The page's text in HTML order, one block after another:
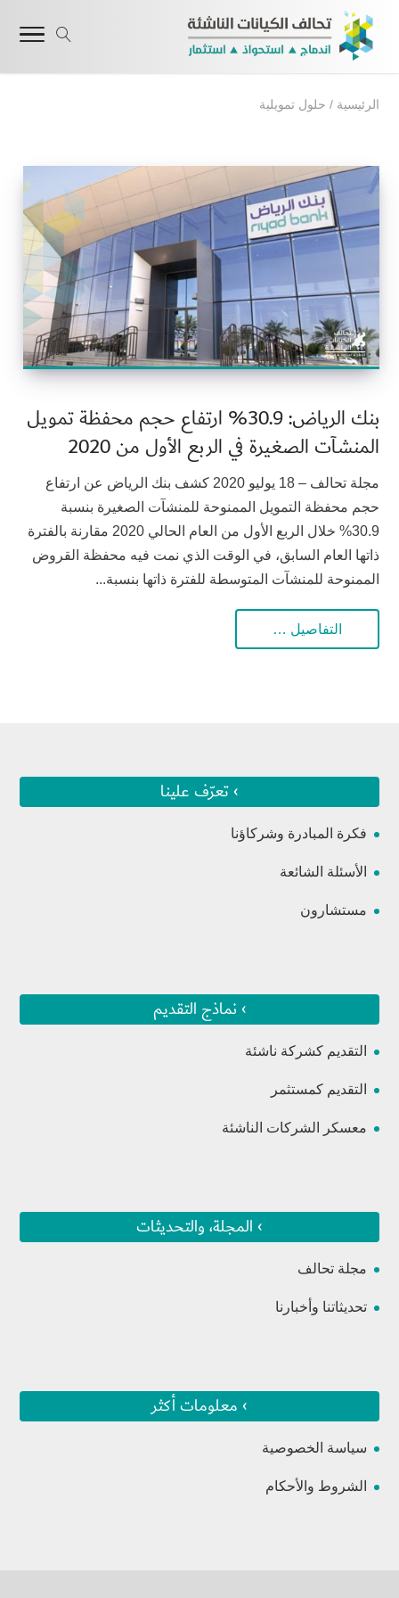
الرئيسية / حلول تمويلية
بنك الرياض: 30.9% ارتفاع حجم محفظة تمويل
المنشآت الصغيرة في الربع الأول من 2020
مجلة تحالف – 18 يوليو 2020 كشف بنك الرياض عن ارتفاع
حجم محفظة التمويل الممنوحة للمنشآت الصغيرة بنسبة
30.9% خلال الربع الأول من العام الحالي 2020 مقارنة بالفترة
ذاتها العام السابق، في الوقت الذي نمت فيه محفظة القروض
الممنوحة للمنشآت المتوسطة للفترة ذاتها بنسبة...
التفاصيل …
› تعرّف علينا
فكرة المبادرة وشركاؤنا
الأسئلة الشائعة
مستشارون
› نماذج التقديم
التقديم كشركة ناشئة
التقديم كمستثمر
معسكر الشركات الناشئة
› المجلة، والتحديثات
مجلة تحالف
تحديثاتنا وأخبارنا
› معلومات أكثر
سياسة الخصوصية
الشروط والأحكام